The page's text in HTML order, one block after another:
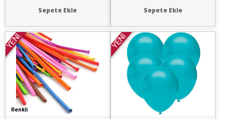
Sepete Ekle Sepete Ekle
Renkli
YENİ YENİ